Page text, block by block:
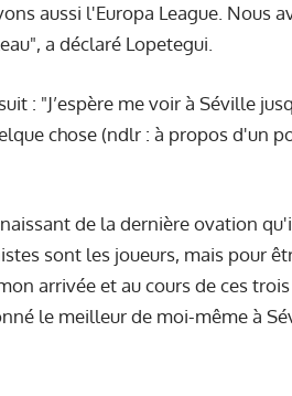
aussi l'Europa League. Nous
a déclaré Lopetegui.
: "J’espère me voir à Séville
chose (ndlr : à propos d'un
de la dernière ovation
sont les joueurs, mais pour
arrivée et au cours de ces
le meilleur de moi-même à